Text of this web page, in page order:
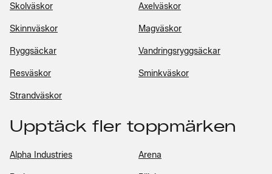
Skolväskor Axelväskor
Skinnväskor Magväskor
Ryggsäckar Vandringsryggsäckar
Resväskor Sminkväskor
Strandväskor
Upptäck fler toppmärken
Alpha Industries Arena